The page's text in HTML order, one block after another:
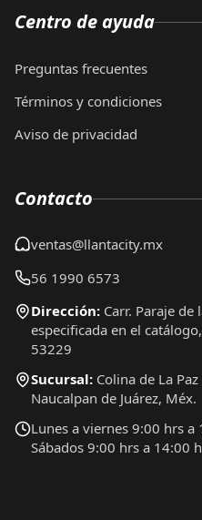
Centro de ayuda
Preguntas frecuentes
Términos y condiciones
Aviso de privacidad
Contacto
ventas@llantacity.mx
56 1990 6573
Dirección: Carr. Paraje de
especificada en el
53229
Sucursal: Colina de La
Naucalpan de Juárez, Méx.
Lunes a viernes 9:00 hrs a
Sábados 9:00 hrs a 14:00